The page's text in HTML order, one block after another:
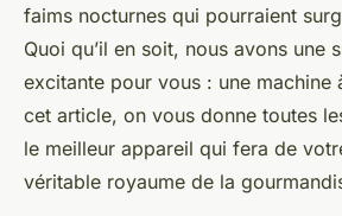
Olivier •19 janvier 2024 •5 min de lecture
faims nocturnes qui pourraient
Quoi qu’il en soit, nous avons une
excitante pour vous : une machine
cet article, on vous donne toutes
le meilleur appareil qui fera de
véritable royaume de la